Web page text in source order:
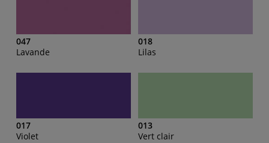
047
Lavande
018
Lilas
017
Violet
013
Vert clair